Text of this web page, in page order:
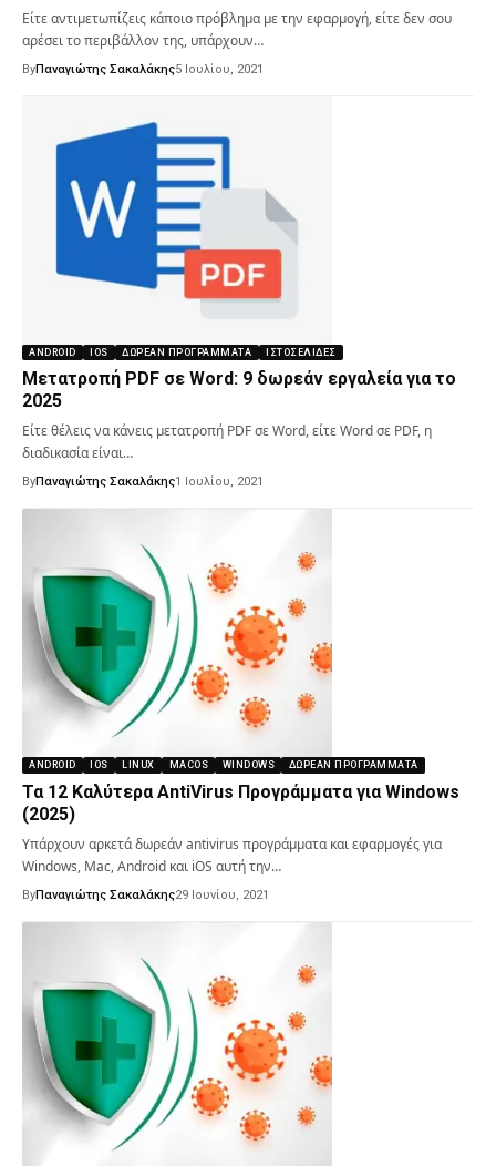
Είτε αντιμετωπίζεις κάποιο πρόβλημα με την εφαρμογή, είτε δεν σου
αρέσει το περιβάλλον της, υπάρχουν…
ByΠαναγιώτης Σακαλάκης5 Ιουλίου, 2021
ANDROID IOS ΔΩΡΕΆΝ ΠΡΟΓΡΆΜΜΑΤΑ ΙΣΤΟΣΕΛΊΔΕΣ
Μετατροπή PDF σε Word: 9 δωρεάν εργαλεία για το
2025
Είτε θέλεις να κάνεις μετατροπή PDF σε Word, είτε Word σε PDF, η
διαδικασία είναι…
ByΠαναγιώτης Σακαλάκης1 Ιουλίου, 2021
ANDROID IOS LINUX MACOS WINDOWS ΔΩΡΕΆΝ ΠΡΟΓΡΆΜΜΑΤΑ
Τα 12 Καλύτερα AntiVirus Προγράμματα για Windows
(2025)
Υπάρχουν αρκετά δωρεάν antivirus προγράμματα και εφαρμογές για
Windows, Mac, Android και iOS αυτή την…
ByΠαναγιώτης Σακαλάκης29 Ιουνίου, 2021